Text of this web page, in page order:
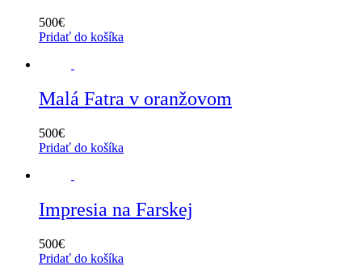
500€
Pridať do košíka
Malá Fatra v oranžovom
500€
Pridať do košíka
Impresia na Farskej
500€
Pridať do košíka